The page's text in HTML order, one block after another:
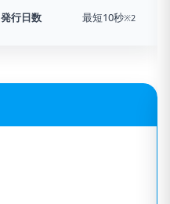
発行日数 最短10秒※2